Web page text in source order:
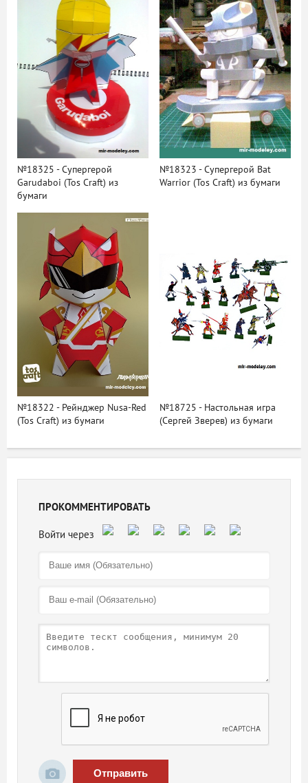
№18325 - Супергерой
Garudaboi (Tos Craft) из
бумаги
№18323 - Супергерой Bat
Warrior (Tos Craft) из бумаги
№18322 - Рейнджер Nusa-Red
(Tos Craft) из бумаги
№18725 - Настольная игра
(Сергей Зверев) из бумаги
ПРОКОММЕНТИРОВАТЬ
Отправить